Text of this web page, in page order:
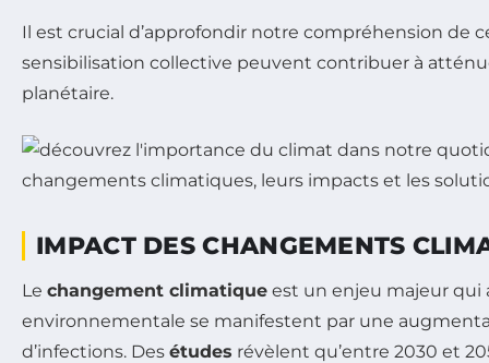
Il est crucial d’approfondir notre compréhension de
sensibilisation collective peuvent contribuer à
planétaire.
IMPACT DES CHANGEMENTS
Le changement climatique est un enjeu majeur
environnementale se manifestent par une
d’infections. Des études révèlent qu’entre 2030 et